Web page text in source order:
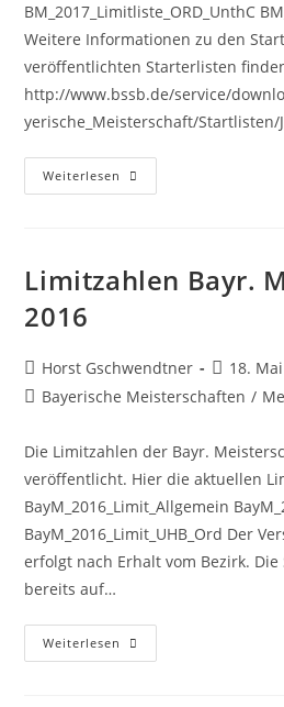
BM_2017_Limitliste_ORD_UnthC
Weitere Informationen zu den
veröffentlichten Starterlisten
http://www.bssb.de/service/
yerische_Meisterschaft/Startlisten/
Weiterlesen Bayerische
Meisterschaften
Limitzahlen Bayr.
2016
Beitrags-
Autor:
Horst Gschwendtner
Beitrag
18.
Beitrags-
Bayerische Meisterschaften /
Die Limitzahlen der Bayr.
veröffentlicht. Hier die aktuellen
BayM_2016_Limit_Allgemein
BayM_2016_Limit_UHB_Ord Der
erfolgt nach Erhalt vom Bezirk.
bereits auf…
Weiterlesen Limitzahlen
Bayr.